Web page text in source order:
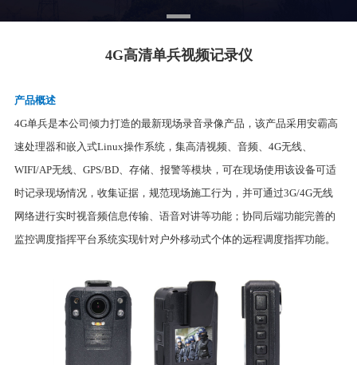
4G高清单兵视频记录仪
产品概述
4G单兵是本公司倾力打造的最新现场录音录像产品，该产品采用安霸高
速处理器和嵌入式Linux操作系统，集高清视频、音频、4G无线、
WIFI/AP无线、GPS/BD、存储、报警等模块，可在现场使用该设备可适
时记录现场情况，收集证据，规范现场施工行为，并可通过3G/4G无线
网络进行实时视音频信息传输、语音对讲等功能；协同后端功能完善的
监控调度指挥平台系统实现针对户外移动式个体的远程调度指挥功能。